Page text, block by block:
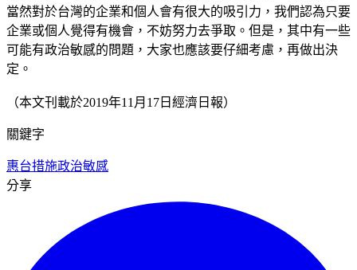
當然對於台灣的企業和個人會有很大的吸引力，我們認為只要
企業或個人覺得有機會，不妨努力去爭取。但是，其中有一些
可能有政治敏感的問題，大家也應該要仔細考慮，再做出決
定。
（本文刊載於2019年11月17日經濟日報）
關鍵字
惠台措施政治敏感
分享